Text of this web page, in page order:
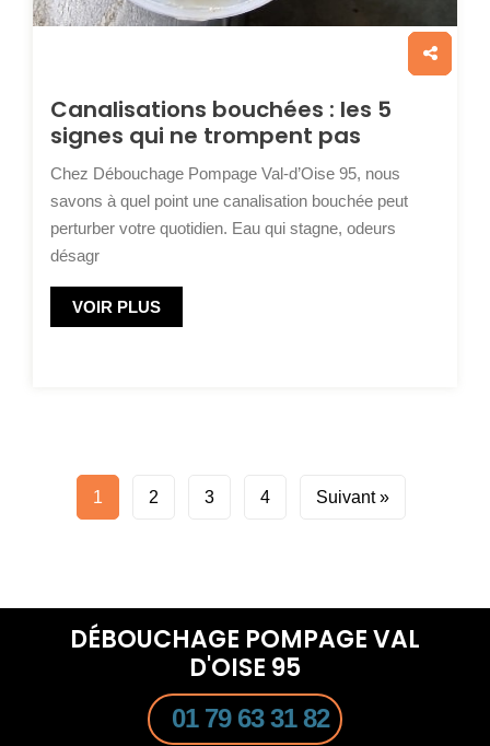
Canalisations bouchées : les 5
signes qui ne trompent pas
Chez Débouchage Pompage Val-d’Oise 95, nous
savons à quel point une canalisation bouchée peut
perturber votre quotidien. Eau qui stagne, odeurs
désagr
VOIR PLUS
1 2 3 4 Suivant »
DÉBOUCHAGE POMPAGE VAL
D'OISE 95
01 79 63 31 82